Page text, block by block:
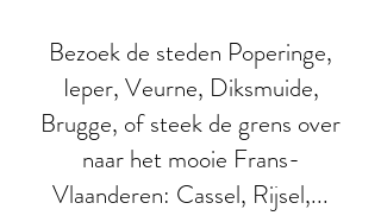
Bezoek de steden Poperinge,
Ieper, Veurne, Diksmuide,
Brugge, of steek de grens over
naar het mooie Frans-
Vlaanderen: Cassel, Rijsel,...